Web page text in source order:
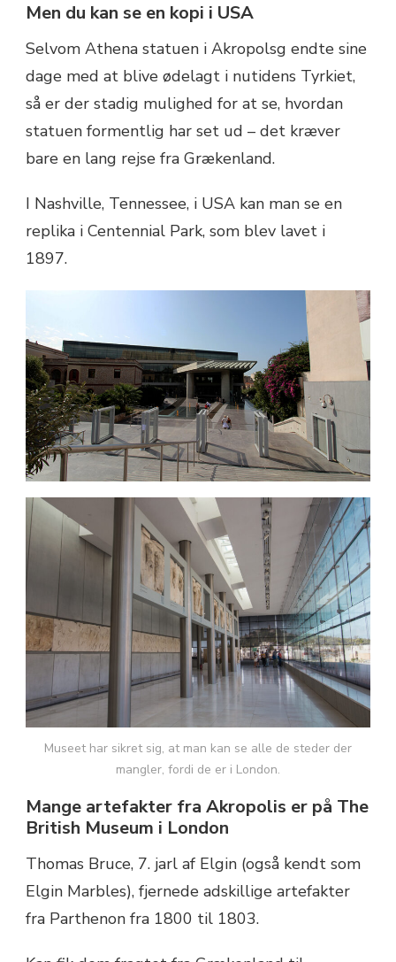
Men du kan se en kopi i USA
Selvom Athena statuen i Akropolsg endte sine
dage med at blive ødelagt i nutidens Tyrkiet,
så er der stadig mulighed for at se, hvordan
statuen formentlig har set ud – det kræver
bare en lang rejse fra Grækenland.
I Nashville, Tennessee, i USA kan man se en
replika i Centennial Park, som blev lavet i
1897.
Museet har sikret sig, at man kan se alle de steder der
mangler, fordi de er i London.
Mange artefakter fra Akropolis er på The
British Museum i London
Thomas Bruce, 7. jarl af Elgin (også kendt som
Elgin Marbles), fjernede adskillige artefakter
fra Parthenon fra 1800 til 1803.